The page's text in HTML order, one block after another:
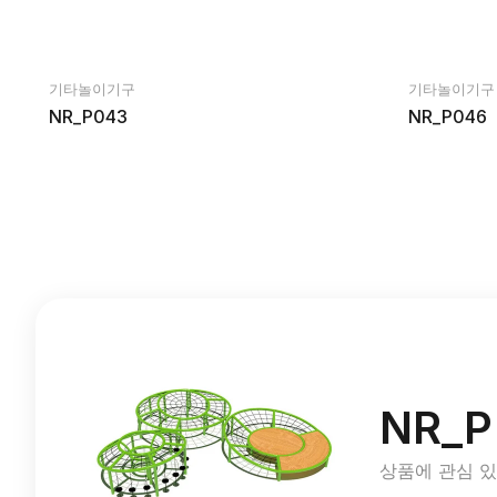
기타놀이기구
NR_P043
기타놀이기구
NR_P046
상품에 관심